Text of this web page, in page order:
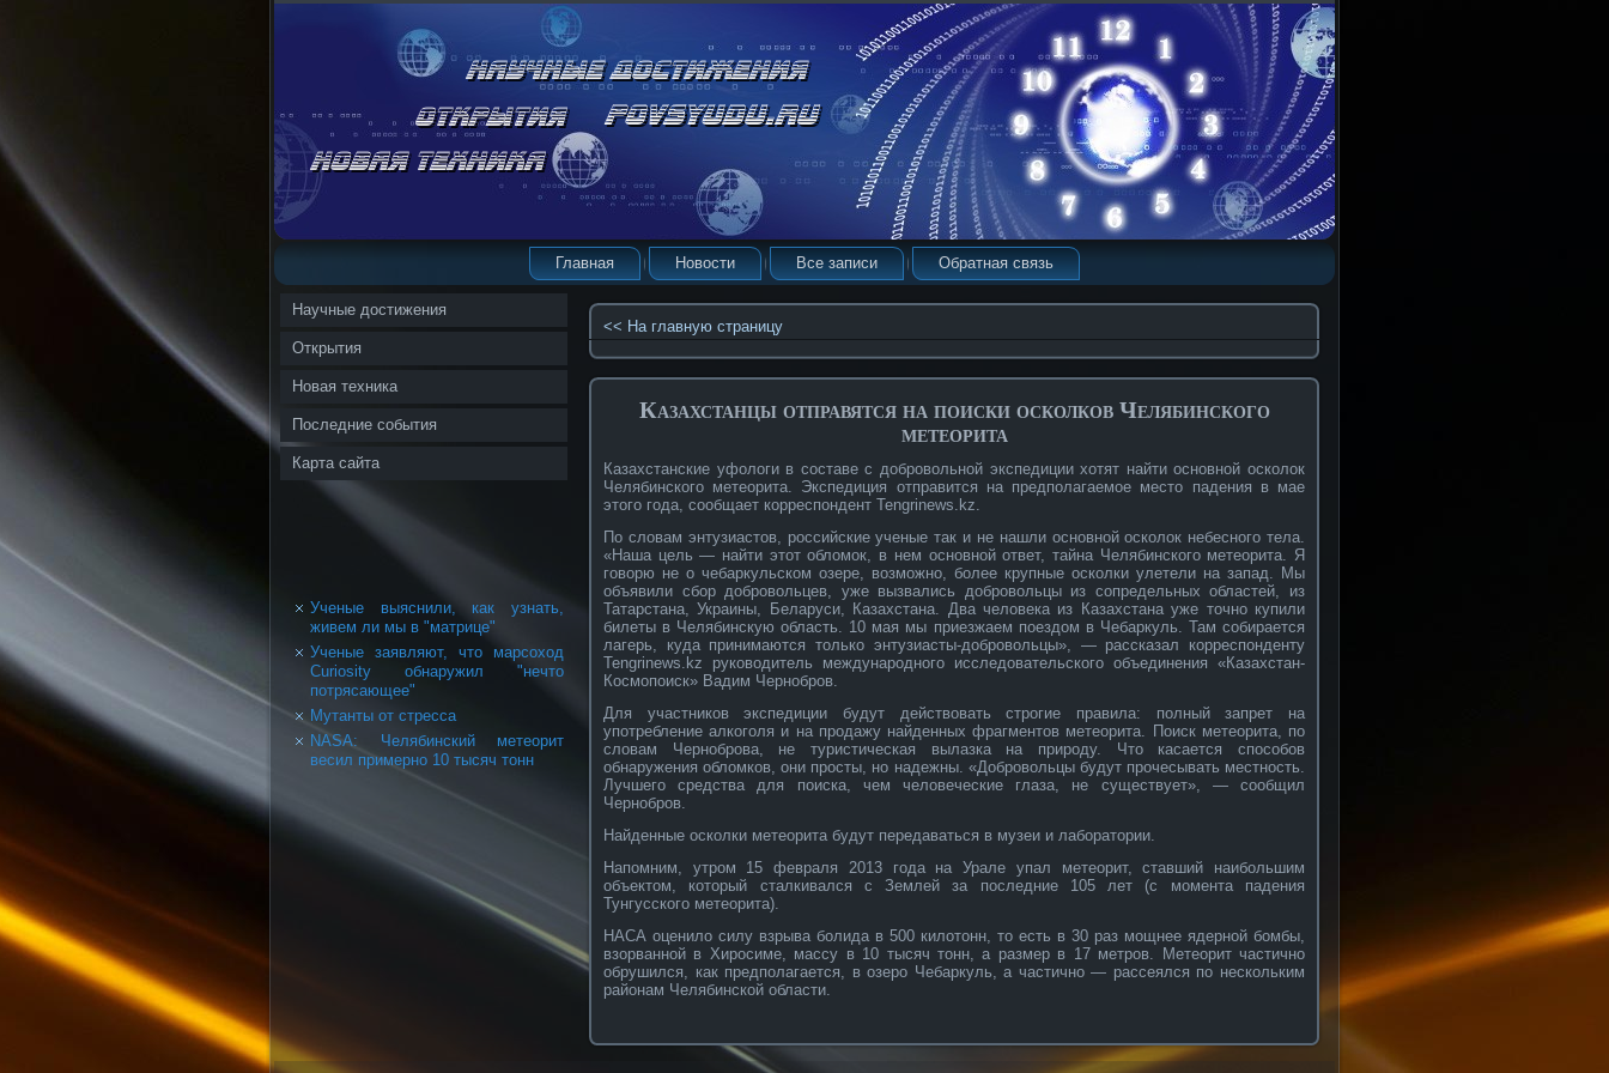
Главная Новости Все записи Обратная связь
Научные достижения
Открытия
Новая техника
Последние события
Карта сайта
Ученые выяснили, как узнать,
живем ли мы в "матрице"
Ученые заявляют, что марсоход
Curiosity обнаружил "нечто
потрясающее"
Мутанты от стресса
NASA: Челябинский метеорит
весил примерно 10 тысяч тонн
<< На главную страницу
Казахстанцы отправятся на поиски осколков Челябинского
метеорита
Казахстанские уфологи в составе с добровольной экспедиции хотят найти основной осколок
Челябинского метеорита. Экспедиция отправится на предполагаемое место падения в мае
этого года, сообщает корреспондент Tengrinews.kz.
По словам энтузиастов, российские ученые так и не нашли основной осколок небесного тела.
«Наша цель — найти этот обломок, в нем основной ответ, тайна Челябинского метеорита. Я
говорю не о чебаркульском озере, возможно, более крупные осколки улетели на запад. Мы
объявили сбор добровольцев, уже вызвались добровольцы из сопредельных областей, из
Татарстана, Украины, Беларуси, Казахстана. Два человека из Казахстана уже точно купили
билеты в Челябинскую область. 10 мая мы приезжаем поездом в Чебаркуль. Там собирается
лагерь, куда принимаются только энтузиасты-добровольцы», — рассказал корреспонденту
Tengrinews.kz руководитель международного исследовательского объединения «Казахстан-
Космопоиск» Вадим Чернобров.
Для участников экспедиции будут действовать строгие правила: полный запрет на
употребление алкоголя и на продажу найденных фрагментов метеорита. Поиск метеорита, по
словам Черноброва, не туристическая вылазка на природу. Что касается способов
обнаружения обломков, они просты, но надежны. «Добровольцы будут прочесывать местность.
Лучшего средства для поиска, чем человеческие глаза, не существует», — сообщил
Чернобров.
Найденные осколки метеорита будут передаваться в музеи и лаборатории.
Напомним, утром 15 февраля 2013 года на Урале упал метеорит, ставший наибольшим
объектом, который сталкивался с Землей за последние 105 лет (с момента падения
Тунгусского метеорита).
НАСА оценило силу взрыва болида в 500 килотонн, то есть в 30 раз мощнее ядерной бомбы,
взорванной в Хиросиме, массу в 10 тысяч тонн, а размер в 17 метров. Метеорит частично
обрушился, как предполагается, в озеро Чебаркуль, а частично — рассеялся по нескольким
районам Челябинской области.